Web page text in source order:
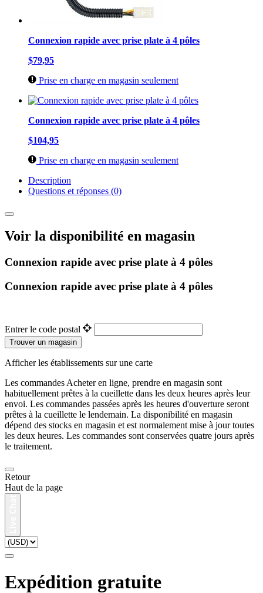
Connexion rapide avec prise plate à 4 pôles
$79,95
Prise en charge en magasin seulement
Connexion rapide avec prise plate à 4 pôles
$104,95
Prise en charge en magasin seulement
Description
Questions et réponses (0)
Voir la disponibilité en magasin
Connexion rapide avec prise plate à 4 pôles
Connexion rapide avec prise plate à 4 pôles
Entrer le code postal
Trouver un magasin
Afficher les établissements sur une carte
Les commandes Acheter en ligne, prendre en magasin sont
habituellement prêtes à la cueillette dans les deux heures après leur
envoi. Les commandes passées après les heures d'ouverture seront
prêtes à la cueillette le lendemain. La disponibilité en magasin
dépend des stocks en magasin et est normalement mise à jour toutes
les deux heures. Les commandes sont conservées quatre jours après
le traitement.
Retour
Haut de la page
Expédition gratuite